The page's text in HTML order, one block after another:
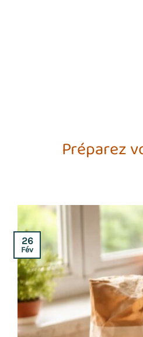
Préparez
26
Fév